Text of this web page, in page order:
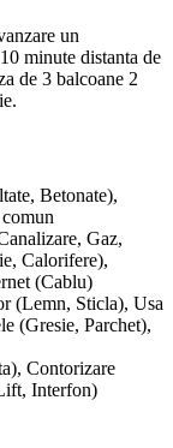
un
minute distanta de
de 3 balcoane 2
Betonate),
Gaz,
Calorifere),
(Cablu)
(Lemn, Sticla), Usa
(Gresie, Parchet),
Contorizare
Interfon)